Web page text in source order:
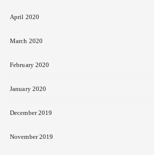
April 2020
March 2020
February 2020
January 2020
December 2019
November 2019